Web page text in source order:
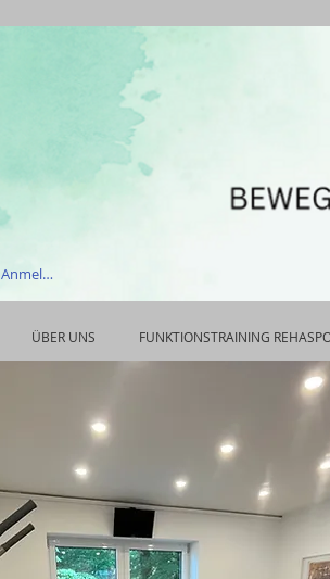
Anmelden
ÜBER UNS FUNKTIONSTRAINING